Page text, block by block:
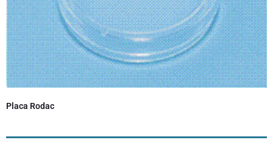
Placa Rodac